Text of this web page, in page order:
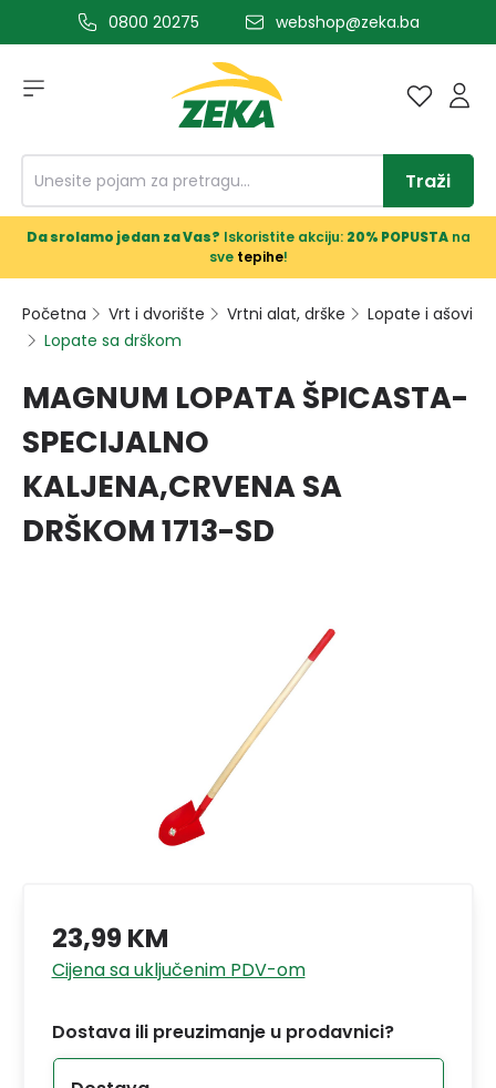
glavni sadržaj0800 20275 webshop@zeka.ba
Traži
Da srolamo jedan za Vas? Iskoristite akciju: 20% POPUSTAna
sve tepihe!
Početna Vrt i dvorište Vrtni alat, drške
Lopate i ašovi
Lopate sa drškom
MAGNUM LOPATA ŠPICASTA-
SPECIJALNO
KALJENA,CRVENA SA
DRŠKOM 1713-SD
23,99 KM
Cijena sa uključenim PDV-om
Dostava ili preuzimanje u prodavnici?